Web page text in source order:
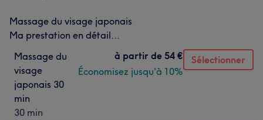
Massage du visage japonais
Ma prestation en détail...
Massage du
visage
japonais 30
min
30 min
à partir de 54 €
Économisez jusqu'à 10%
Sélectionner